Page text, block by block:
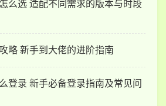
么选 适配不同需求的版本与时段
略 新手到大佬的进阶指南
登录 新手必备登录指南及常见问